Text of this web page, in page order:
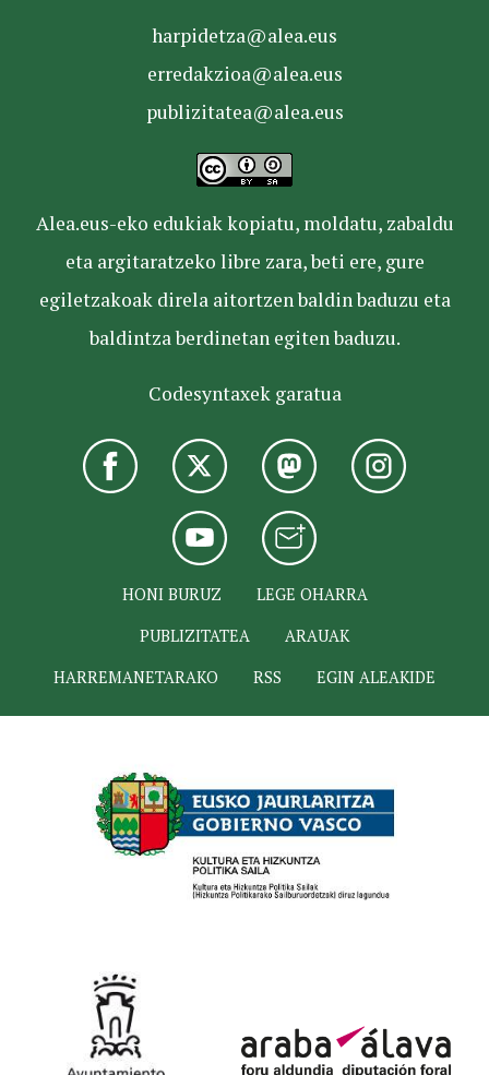
harpidetza@alea.eus
erredakzioa@alea.eus
publizitatea@alea.eus
Alea.eus-eko edukiak kopiatu, moldatu, zabaldu
eta argitaratzeko libre zara, beti ere, gure
egiletzakoak direla aitortzen baldin baduzu eta
baldintza berdinetan egiten baduzu.
Codesyntaxek garatua
HONI BURUZ
LEGE OHARRA
PUBLIZITATEA
ARAUAK
HARREMANETARAKO
RSS EGIN ALEAKIDE